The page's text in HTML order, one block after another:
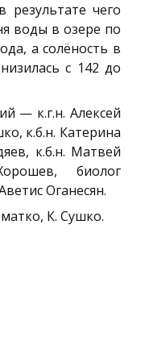
результате чего
воды в озере по
а солёность в
с 142 до
— к.г.н. Алексей
к.б.н. Катерина
к.б.н. Матвей
биолог
Оганесян.
К. Сушко.